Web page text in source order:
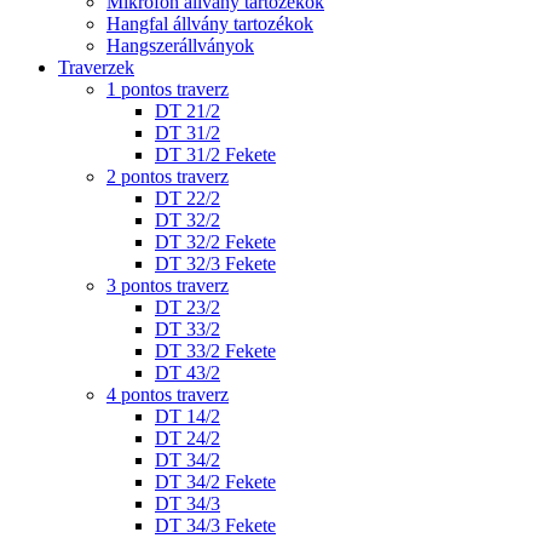
Hangfal állvány tartozékok
Hangszerállványok
Traverzek
1 pontos traverz
DT 21/2
DT 31/2
DT 31/2 Fekete
2 pontos traverz
DT 22/2
DT 32/2
DT 32/2 Fekete
DT 32/3 Fekete
3 pontos traverz
DT 23/2
DT 33/2
DT 33/2 Fekete
DT 43/2
4 pontos traverz
DT 14/2
DT 24/2
DT 34/2
DT 34/2 Fekete
DT 34/3
DT 34/3 Fekete